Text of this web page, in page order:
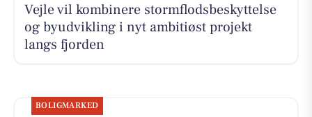
Vejle vil kombinere stormflodsbeskyttelse
og byudvikling i nyt ambitiøst projekt
langs fjorden
BOLIGMARKED